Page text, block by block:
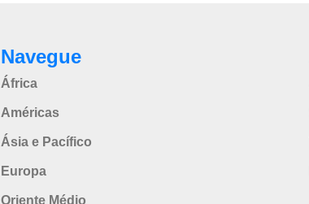
Navegue
África
Américas
Ásia e Pacífico
Europa
Oriente Médio